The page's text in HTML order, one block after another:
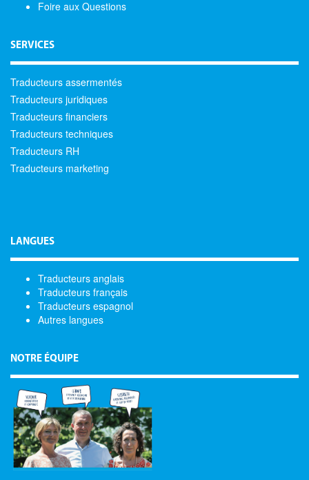
Foire aux Questions
SERVICES
Traducteurs assermentés
Traducteurs juridiques
Traducteurs financiers
Traducteurs techniques
Traducteurs RH
Traducteurs marketing
LANGUES
Traducteurs anglais
Traducteurs français
Traducteurs espagnol
Autres langues
NOTRE ÉQUIPE